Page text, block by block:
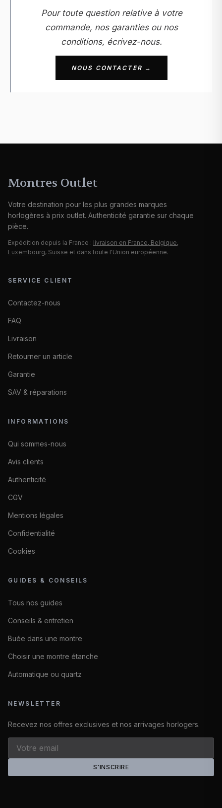
Pour toute question relative à votre
commande, nos garanties ou nos
conditions, écrivez-nous.
NOUS CONTACTER →
Montres Outlet
Votre destination pour les plus grandes marques
horlogères à prix outlet. Authenticité garantie sur chaque
pièce.
Expédition depuis la France : livraison en France, Belgique,
Luxembourg, Suisse et dans toute l'Union européenne.
SERVICE CLIENT
Contactez-nous
FAQ
Livraison
Retourner un article
Garantie
SAV & réparations
INFORMATIONS
Qui sommes-nous
Avis clients
Authenticité
CGV
Mentions légales
Confidentialité
Cookies
GUIDES & CONSEILS
Tous nos guides
Conseils & entretien
Buée dans une montre
Choisir une montre étanche
Automatique ou quartz
NEWSLETTER
Recevez nos offres exclusives et nos arrivages horlogers.
S'INSCRIRE